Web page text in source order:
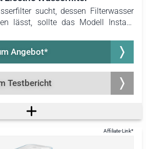
sucht, dessen Filterwasser
lässt, sollte das Modell Instant
3,5 Litern bietet er einen
zwischen Kapazität und
komfortables Abzapfen des
Testbericht
Angebot*